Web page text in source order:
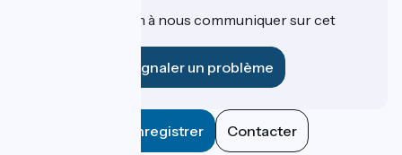
Une information à nous communiquer sur cet
Signaler un problème
Enregistrer Contacter